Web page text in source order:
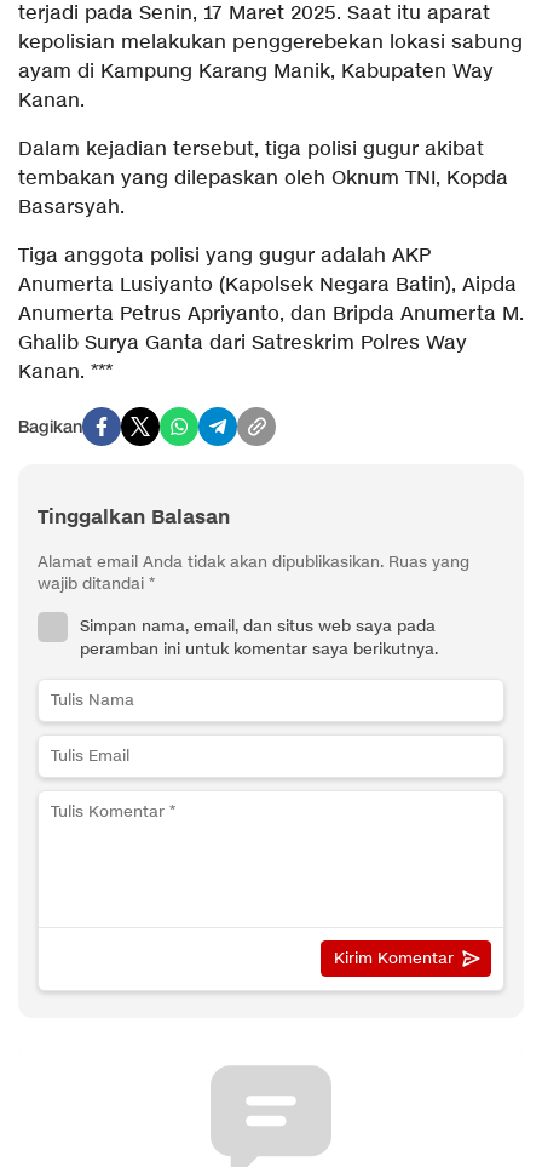
terjadi pada Senin, 17 Maret 2025. Saat itu aparat
kepolisian melakukan penggerebekan lokasi sabung
ayam di Kampung Karang Manik, Kabupaten Way
Kanan.
Dalam kejadian tersebut, tiga polisi gugur akibat
tembakan yang dilepaskan oleh Oknum TNI, Kopda
Basarsyah.
Tiga anggota polisi yang gugur adalah AKP
Anumerta Lusiyanto (Kapolsek Negara Batin), Aipda
Anumerta Petrus Apriyanto, dan Bripda Anumerta M.
Ghalib Surya Ganta dari Satreskrim Polres Way
Kanan. ***
Bagikan
Tinggalkan Balasan
Alamat email Anda tidak akan dipublikasikan. Ruas yang
wajib ditandai *
Simpan nama, email, dan situs web saya pada
peramban ini untuk komentar saya berikutnya.